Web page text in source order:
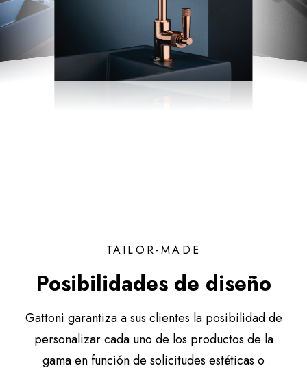
TAILOR-MADE
Posibilidades de diseño
Gattoni garantiza a sus clientes la posibilidad de
personalizar cada uno de los productos de la
gama en función de solicitudes estéticas o